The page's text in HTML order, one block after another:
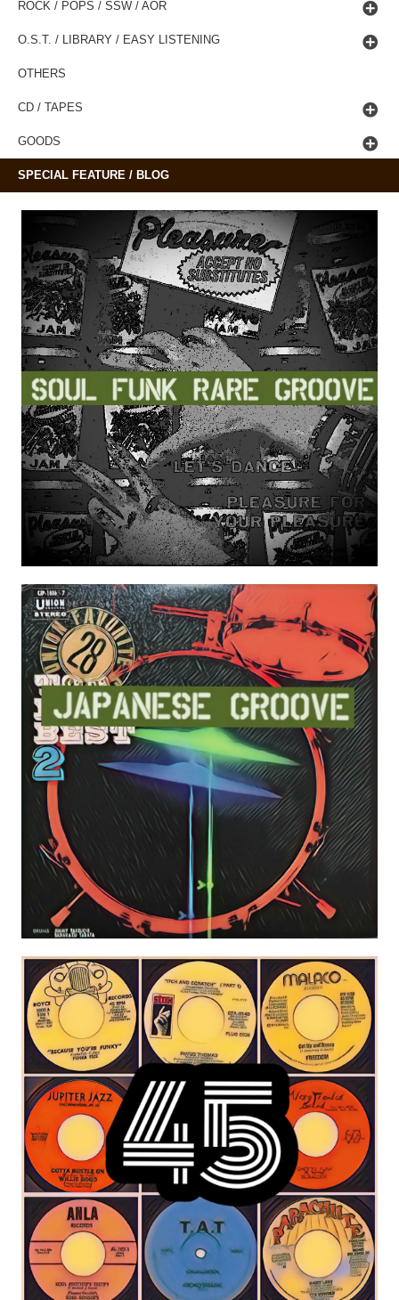
ROCK / POPS / SSW / AOR
O.S.T. / LIBRARY / EASY LISTENING
OTHERS
CD / TAPES
GOODS
SPECIAL FEATURE / BLOG